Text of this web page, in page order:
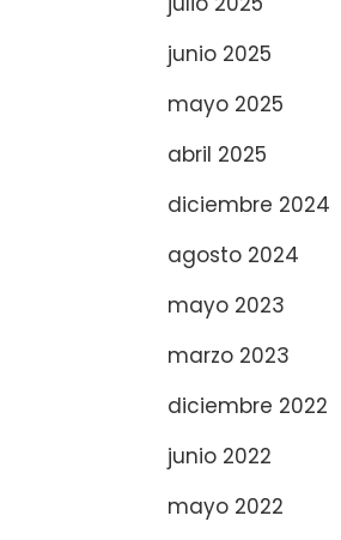
junio 2025
mayo 2025
abril 2025
diciembre 2024
agosto 2024
mayo 2023
marzo 2023
diciembre 2022
junio 2022
mayo 2022